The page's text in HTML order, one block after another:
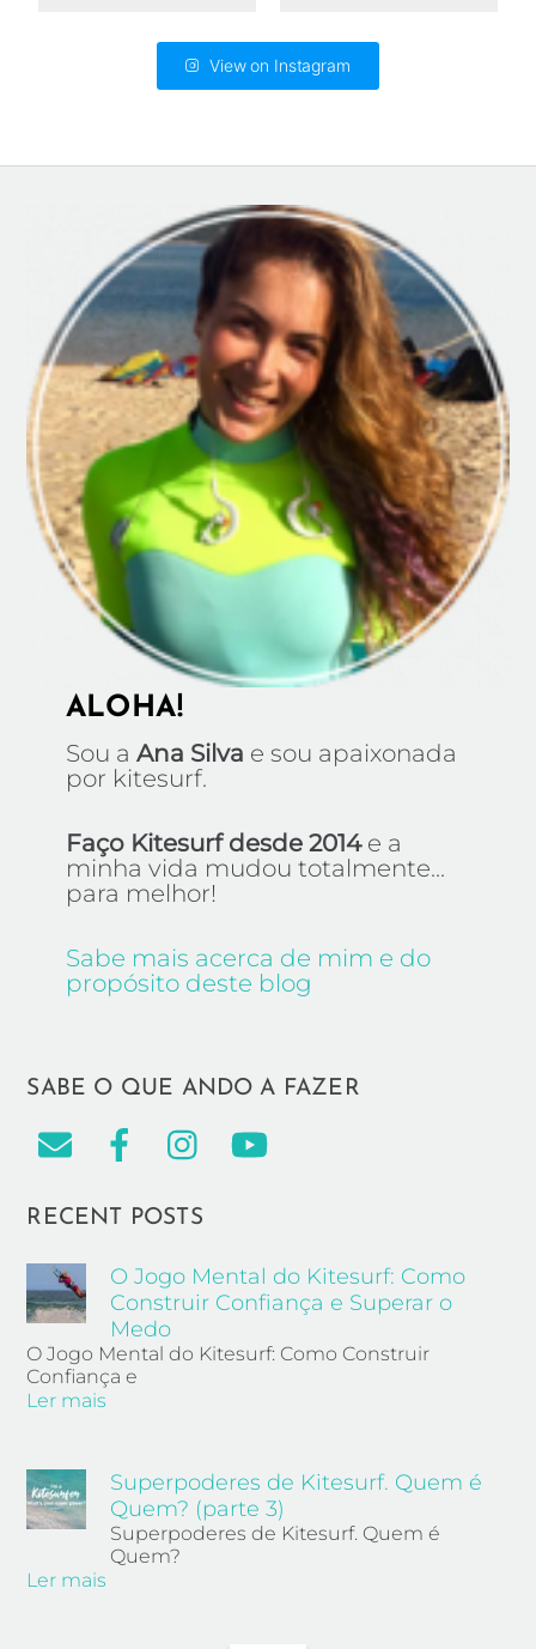
View on Instagram
ALOHA!
Sou a Ana Silva e sou apaixonada
por kitesurf.
Faço Kitesurf desde 2014e a
minha vida mudou totalmente...
para melhor!
Sabe mais acerca de mim e do
propósito deste blog
SABE O QUE ANDO A FAZER
RECENT POSTS
O Jogo Mental do Kitesurf: Como
Construir Confiança e Superar o
Medo
O Jogo Mental do Kitesurf: Como Construir
Confiança e
Ler mais
Superpoderes de Kitesurf. Quem é
Quem? (parte 3)
Superpoderes de Kitesurf. Quem é
Quem?
Ler mais